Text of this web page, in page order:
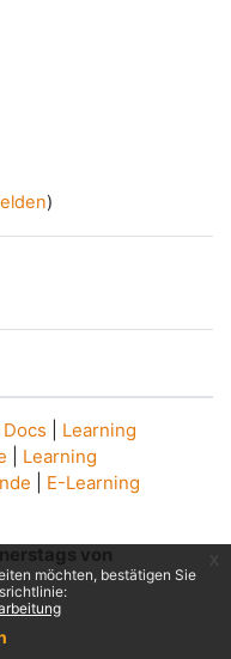
möchten, bestätigen Sie
)
Learning
Learning
E-Learning
von